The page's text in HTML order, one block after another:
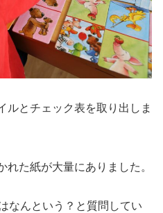
ルとチェック表を取り出しま
た紙が大量にありました。
なんという？と質問してい